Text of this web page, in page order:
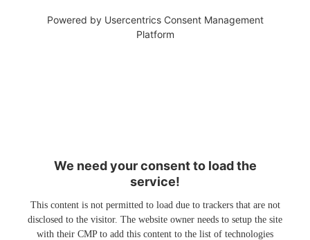
Powered by Usercentrics Consent Management
Platform
We need your consent to load the
service!
This content is not permitted to load due to trackers that are not
disclosed to the visitor. The website owner needs to setup the site
with their CMP to add this content to the list of technologies